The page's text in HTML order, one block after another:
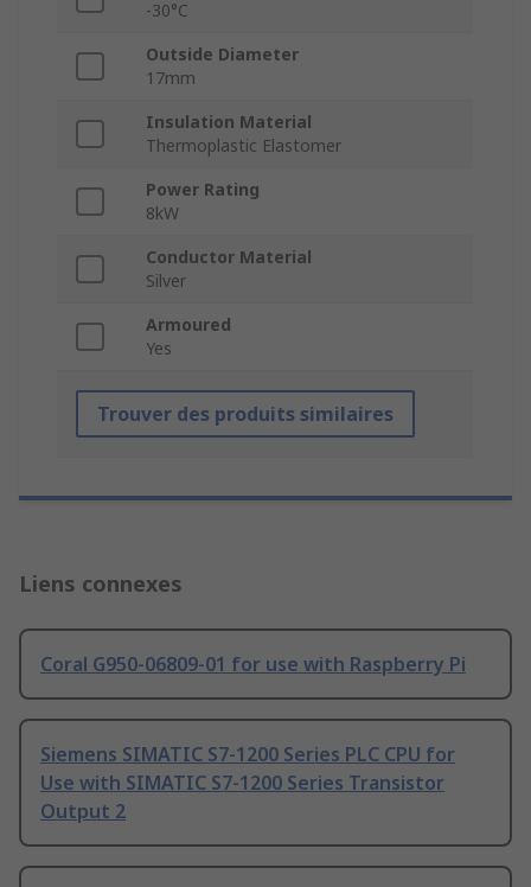
-30°C
Outside Diameter
17mm
Insulation Material
Thermoplastic Elastomer
Power Rating
8kW
Conductor Material
Silver
Armoured
Yes
Trouver des produits similaires
Liens connexes
Coral G950-06809-01 for use with Raspberry Pi
Siemens SIMATIC S7-1200 Series PLC CPU for
Use with SIMATIC S7-1200 Series Transistor
Output 2